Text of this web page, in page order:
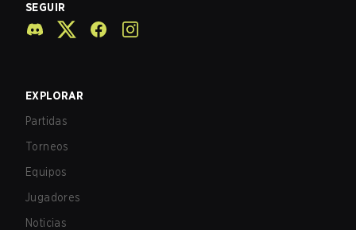
SEGUIR
EXPLORAR
Partidas
Torneos
Equipos
Jugadores
Noticias